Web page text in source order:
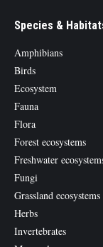
Species &
Amphibians
Birds
Ecosystem
Fauna
Flora
Forest ecosystems
Freshwater
Fungi
Grassland ecosystems
Herbs
Invertebrates